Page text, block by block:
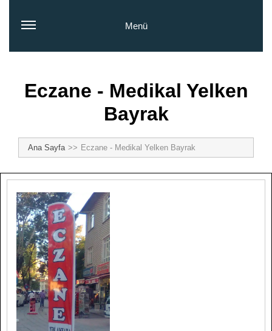
Eczane - Medikal Yelken
Bayrak
Ana Sayfa Eczane - Medikal Yelken Bayrak
Menü